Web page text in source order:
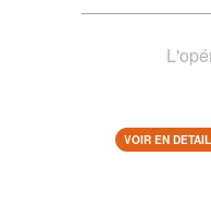
VOIR EN